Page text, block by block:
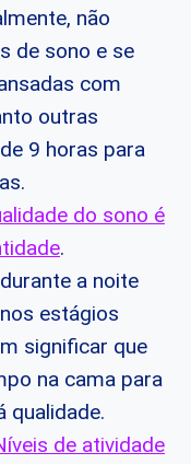
não
de sono e se
com
outras
9 horas para
do sono é
.
a noite
estágios
significar que
na cama para
qualidade.
de atividade